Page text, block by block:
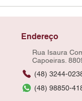
Endereço
Rua Isaura
Capoeiras.
(48) 3244-
(48) 98850-